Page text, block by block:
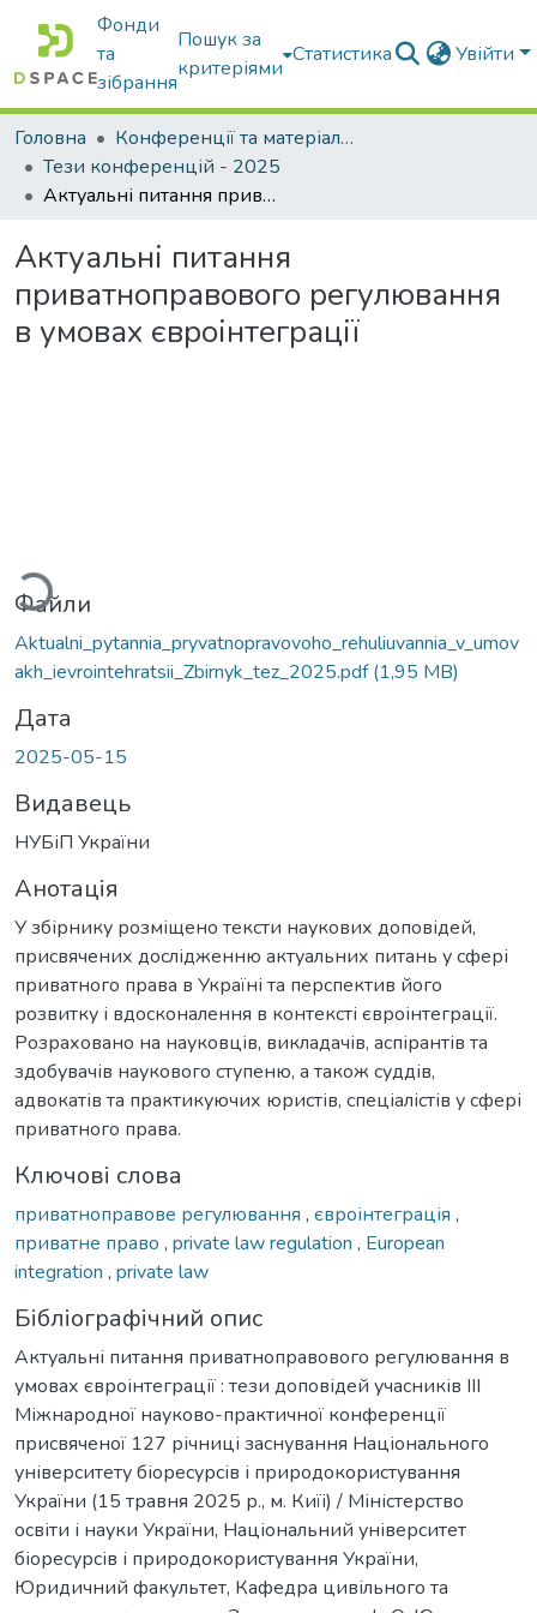
Фонди
та
зібрання
Пошук за
критеріями
Статистика Увійти
Головна
Конференції та матеріали конференцій
Тези конференцій - 2025
Актуальні питання приватноправового регулювання в умовах євроінтеграції
Актуальні питання
приватноправового регулювання
в умовах євроінтеграції
Файли
Aktualni_pytannia_pryvatnopravovoho_rehuliuvannia_v_umov
akh_ievrointehratsii_Zbirnyk_tez_2025.pdf(1,95 MB)
Дата
2025-05-15
Видавець
НУБіП України
Анотація
У збірнику розміщено тексти наукових доповідей,
присвячених дослідженню актуальних питань у сфері
приватного права в Україні та перспектив його
розвитку і вдосконалення в контексті євроінтеграції.
Розраховано на науковців, викладачів, аспірантів та
здобувачів наукового ступеню, а також суддів,
адвокатів та практикуючих юристів, спеціалістів у сфері
приватного права.
Ключові слова
приватноправове регулювання , євроінтеграція ,
приватне право , private law regulation , European
integration , private law
Бібліографічний опис
Актуальні питання приватноправового регулювання в
умовах євроінтеграції : тези доповідей учасників IІI
Міжнародної науково-практичної конференції
присвяченої 127 річниці заснування Національного
університету біоресурсів і природокористування
України (15 травня 2025 р., м. Киїі) / Міністерство
освіти і науки України, Національний університет
біоресурсів і природокористування України,
Юридичний факультет, Кафедра цивільного та